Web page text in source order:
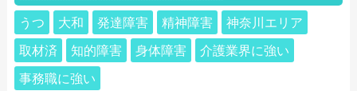
うつ 大和 発達障害 精神障害
神奈川エリア
取材済
知的障害 身体障害
介護業界に強い
事務職に強い